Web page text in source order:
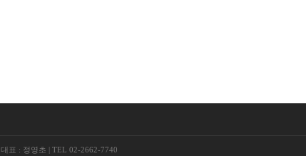
대표 : 정영초 | TEL 02-2662-7740